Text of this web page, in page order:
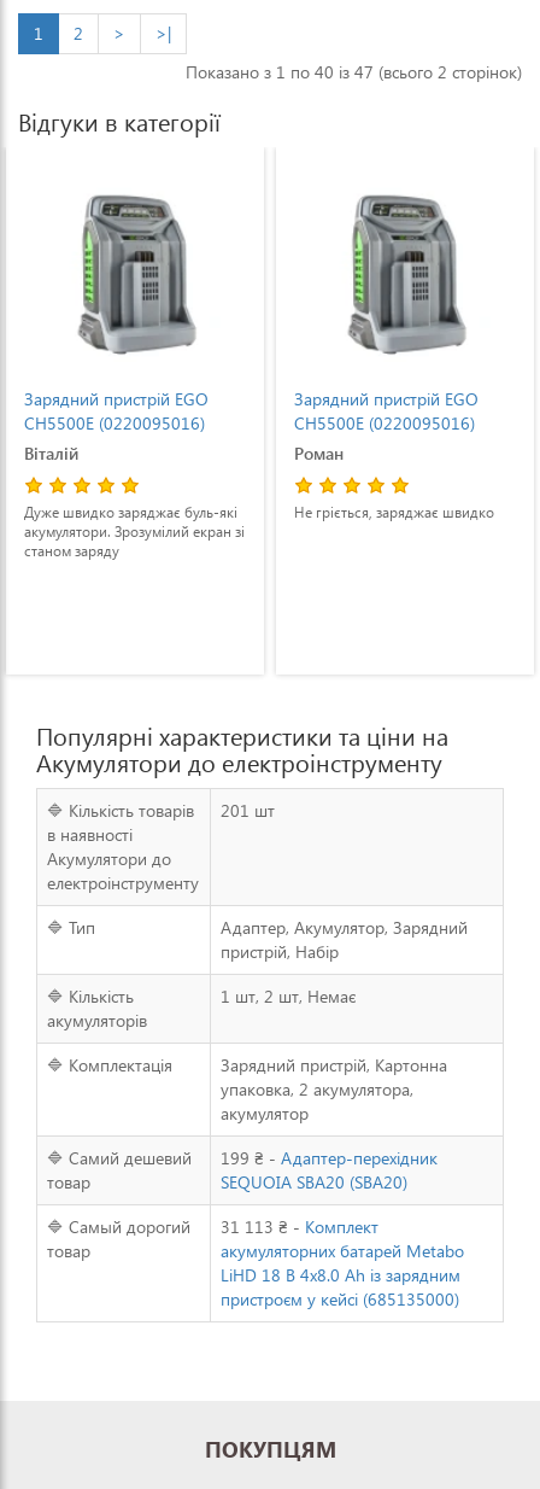
1 2 >
>|
Показано з 1 по 40 із 47 (всього 2 сторінок)
Відгуки в категорії
Зарядний пристрій EGO
CH5500E (0220095016)
Віталій
Дуже швидко заряджає буль-які
акумулятори. Зрозумілий екран зі
станом заряду
Зарядний пристрій EGO
CH5500E (0220095016)
Роман
Не гріється, заряджає швидко
Популярні характеристики та ціни на
Акумулятори до електроінструменту
🔷 Кількість товарів
в наявності
Акумулятори до
електроінструменту
201 шт
🔷 Тип
Адаптер, Акумулятор, Зарядний
пристрій, Набір
🔷 Кількість
акумуляторів
1 шт, 2 шт, Немає
🔷 Комплектація
Зарядний пристрій, Картонна
упаковка, 2 акумулятора,
акумулятор
🔷 Самий дешевий
товар
199 ₴ - Адаптер-перехідник
SEQUOIA SBA20 (SBA20)
🔷 Самый дорогий
товар
31 113 ₴ - Комплект
акумуляторних батарей Metabo
LiHD 18 В 4х8.0 Аh із зарядним
пристроєм у кейсі (685135000)
ПОКУПЦЯМ